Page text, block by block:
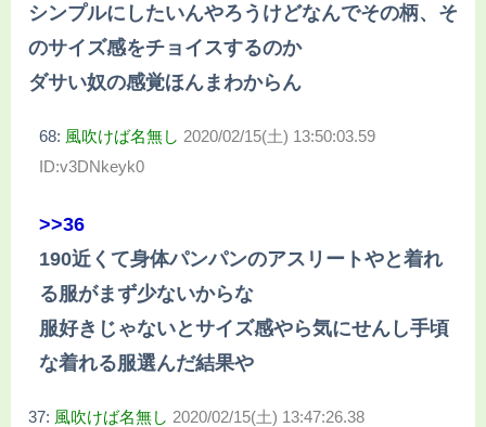
シンプルにしたいんやろうけどなんでその柄、そ
のサイズ感をチョイスするのか
ダサい奴の感覚ほんまわからん
68: 風吹けば名無し 2020/02/15(土) 13:50:03.59
ID:v3DNkeyk0
>>36
190近くて身体パンパンのアスリートやと着れ
る服がまず少ないからな
服好きじゃないとサイズ感やら気にせんし手頃
な着れる服選んだ結果や
37: 風吹けば名無し 2020/02/15(土) 13:47:26.38